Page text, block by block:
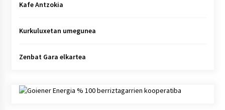
Kafe Antzokia
Kurkuluxetan umegunea
Zenbat Gara elkartea